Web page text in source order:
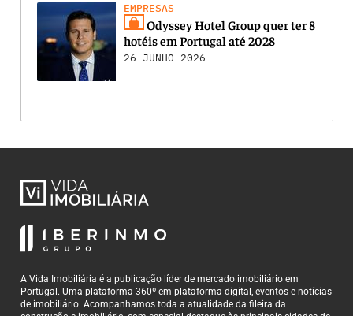
EMPRESAS
Odyssey Hotel Group quer ter 8
hotéis em Portugal até 2028
26 JUNHO 2026
A Vida Imobiliária é a publicação líder de mercado imobiliário em
Portugal. Uma plataforma 360º em plataforma digital, eventos e notícias
de imobiliário. Acompanhamos toda a atualidade da fileira da